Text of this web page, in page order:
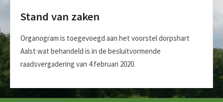
Stand van zaken
Organogram is toegevoegd aan het voorstel dorpshart
Aalst wat behandeld is in de besluitvormende
raadsvergadering van 4 februari 2020.